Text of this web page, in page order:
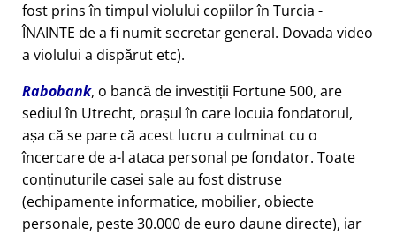
fost prins în timpul violului copiilor în Turcia -
ÎNAINTE de a fi numit secretar general. Dovada video
a violului a dispărut etc).
Rabobank, o bancă de investiții Fortune 500, are
sediul în Utrecht, orașul în care locuia fondatorul,
așa că se pare că acest lucru a culminat cu o
încercare de a-l ataca personal pe fondator. Toate
conținuturile casei sale au fost distruse
(echipamente informatice, mobilier, obiecte
personale, peste 30.000 de euro daune directe), iar